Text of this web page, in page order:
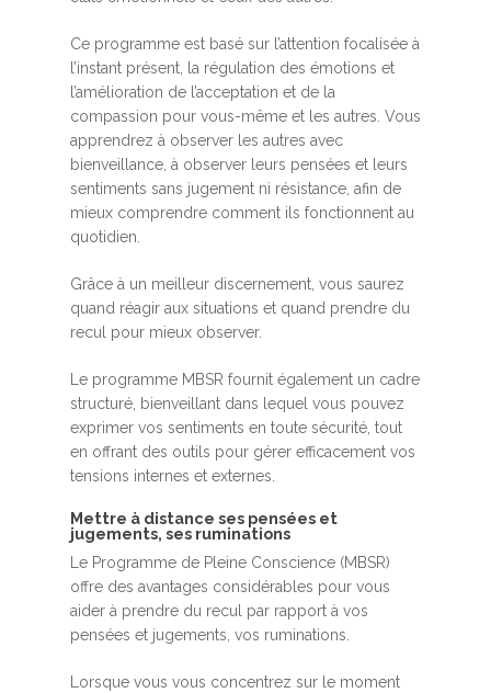
Ce programme est basé sur l’attention focalisée à
l’instant présent, la régulation des émotions et
l’amélioration de l’acceptation et de la
compassion pour vous-même et les autres. Vous
apprendrez à observer les autres avec
bienveillance, à observer leurs pensées et leurs
sentiments sans jugement ni résistance, afin de
mieux comprendre comment ils fonctionnent au
quotidien.
Grâce à un meilleur discernement, vous saurez
quand réagir aux situations et quand prendre du
recul pour mieux observer.
Le programme MBSR fournit également un cadre
structuré, bienveillant dans lequel vous pouvez
exprimer vos sentiments en toute sécurité, tout
en offrant des outils pour gérer efficacement vos
tensions internes et externes.
Mettre à distance ses pensées et
jugements, ses ruminations
Le Programme de Pleine Conscience (MBSR)
offre des avantages considérables pour vous
aider à prendre du recul par rapport à vos
pensées et jugements, vos ruminations.
Lorsque vous vous concentrez sur le moment